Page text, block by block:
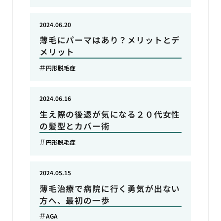
薄毛にパーマはあり？メリットとデ
メリット
2024.06.20
円形脱毛症
生え際の後退が気になる２０代女性
の髪型とカバー術
2024.06.16
円形脱毛症
薄毛治療で病院に行く勇気が出ない
方へ、最初の一歩
2024.05.15
AGA